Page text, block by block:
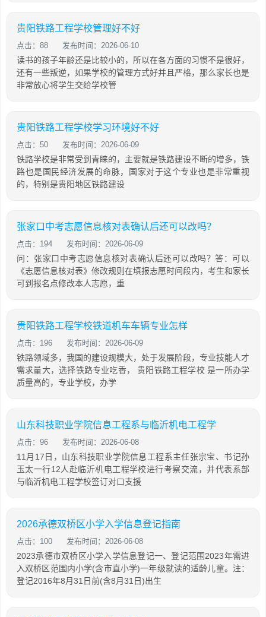
贵阳铁路工程学校管理好不好
点击：88 发布时间：2026-06-10
读书的孩子年龄还是比较小的，所以在各方面的习惯不是很好，
还有一些叛逆，如果学校的管理方式好并且严格，那么家长也是
非常放心将学生交给学校管
贵阳铁路工程学校学习环境好不好
点击：50 发布时间：2026-06-09
铁路学校是非常受到青睐的，主要就是铁路建设不断的增多，铁
路也是国民经济发展的命脉，国家对于这个专业也是非常重视
的，特别是贵阳地区铁路建设
张家口中考志愿信息核对表确认后还可以改吗？
点击：194 发布时间：2026-06-09
问：张家口中考志愿信息核对表确认后还可以改吗？答：可以
《志愿信息核对表》修改规则在填报志愿时间段内，考生和家长
可到报名点修改本人志愿，重
贵阳铁路工程学校铁道机车车辆专业怎样
点击：196 发布时间：2026-06-09
铁路领域多，我国的建设规模大，处于发展阶段，专业技能人才
需求量大，选择铁路专业吃香， 贵阳铁路工程学校 是一所办学
质量高的，专业学校，办学
山东科技职业学院信息工程系与临沂机电工程学
点击：96 发布时间：2026-06-08
11月17日，山东科技职业学院信息工程系主任张宗宝、书记孙
玉太一行12人赴临沂机电工程学校进行考察交流，并代表系部
与临沂机电工程学校签订对口支援
2026承德双桥区小学入学信息登记指南
点击：100 发布时间：2026-06-08
2023承德市双桥区小学入学信息登记一、登记范围2023年需进
入双桥区范围内小学(含市直小学)一年级就读的适龄儿童。注：
登记2016年8月31日前(含8月31日)出生